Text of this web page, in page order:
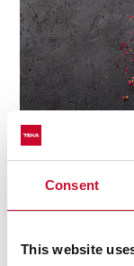
Consent
This website
vamos a darte la